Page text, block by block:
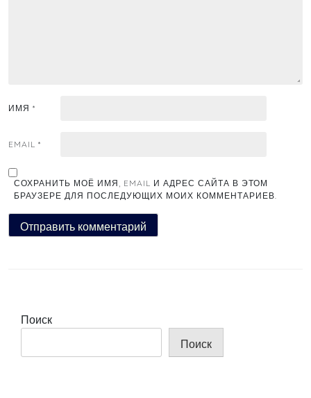
ИМЯ *
EMAIL *
СОХРАНИТЬ МОЁ ИМЯ, EMAIL И АДРЕС САЙТА В ЭТОМ
БРАУЗЕРЕ ДЛЯ ПОСЛЕДУЮЩИХ МОИХ КОММЕНТАРИЕВ.
Поиск
Поиск